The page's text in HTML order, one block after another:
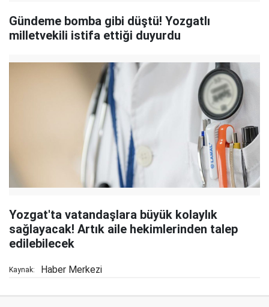
Gündeme bomba gibi düştü! Yozgatlı
milletvekili istifa ettiği duyurdu
Yozgat'ta vatandaşlara büyük kolaylık
sağlayacak! Artık aile hekimlerinden talep
edilebilecek
Kaynak: Haber Merkezi